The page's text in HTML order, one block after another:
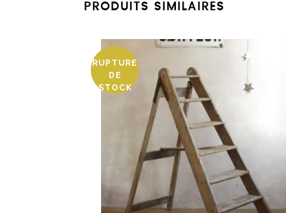
PRODUITS SIMILAIRES
RUPTURE
DE
STOCK